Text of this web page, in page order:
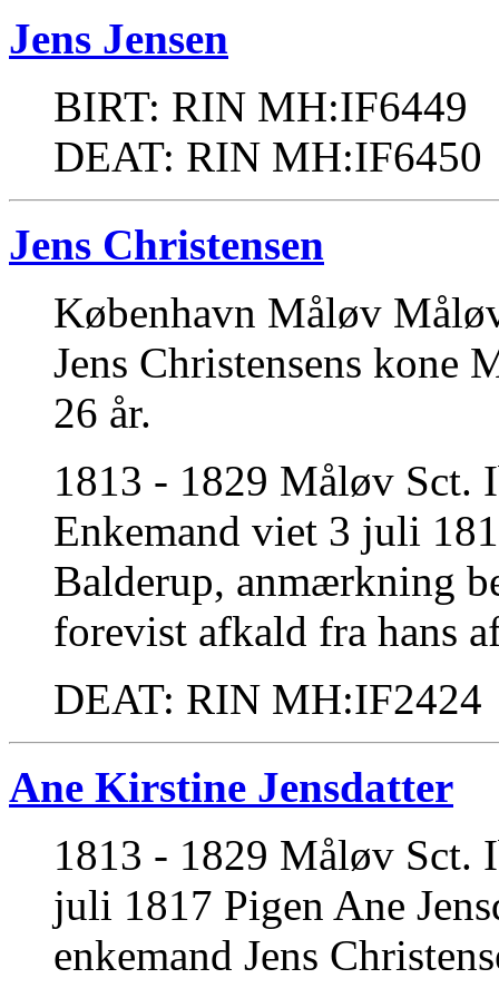
Jens Jensen
BIRT: RIN MH:IF6449
DEAT: RIN MH:IF6450
Jens Christensen
København Måløv
Jens Christensens kone
26 år.
1813 - 1829 Måløv Sct.
Enkemand viet 3 juli
Balderup, anmærkning
forevist afkald fra hans
DEAT: RIN MH:IF2424
Ane Kirstine Jensdatter
1813 - 1829 Måløv Sct.
juli 1817 Pigen Ane
enkemand Jens